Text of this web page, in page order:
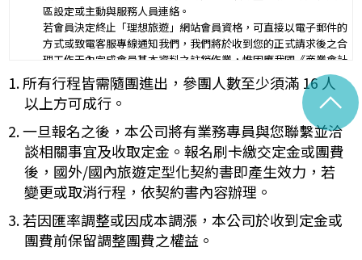
均視為本契約內容之一部分。乙方應確保廣告內容之真實，對甲方所
負之義務不得低於廣告之內容。
第一項記載得以所刊登之廣告、宣傳文件、行程表或說明會之說明內
未記載第一項內容或記載之內容與刊登廣告、宣傳文件、行程表或說
明會之說明記載不符者，以最有利於甲方之內容為準。
第四條（集合及出發時地）
甲方應於民國_____年_____月_____日_____時_____分於
__________準時集合出發。甲方未準時到約定地點集合致未能出
發，亦未能中途加入旅遊者，視為甲方任意解除契約，乙方得依第十
三條之約定，行使損害賠償請求權。
第五條（旅遊費用及付款方式）
旅遊費用：______________________
除雙方有特別約定者外，甲方應依下列約定繳付：
一、
簽訂本契約時，甲方應以_______(現金、信用卡、轉帳、支票
區設定或主動與服務人員連絡。
若會員決定終止「理想旅遊」網站會員資格，可直接以電子郵件的
方式或致電客服專線通知我們，我們將於收到您的正式請求後之合
理工作天內完成會員基本資料之註銷作業，惟因應我國《商業會計
法》及《稅捐稽徵法》之法定保存年限要求，相關交易憑證與帳務
紀錄將於法定保存期限屆滿後自動進行安全銷毀，不在此限。自終
止「理想旅遊」網站會員身份之日起（以本站系統發出之確認電子
郵件為準），您將即刻喪失所有本服務所提供之尊榮優惠及權益。
【Cookies 的運用政策】
為提供個人化的服務，本資訊網會使用 Cookies 技術來儲存並在
某些時候追蹤使用者的資料。本網站使用 Cookies 大多僅基於輔
助作用，例如儲存您偏好的特定種類資料，或儲存相關密碼以方便
您上網至本行網站時不必每次再輸入密碼…等。
※ Cookies 是網站伺服器用來和使用者瀏覽器進行溝通的一種技術，
它可能在使用者的電腦中儲存某些資訊，大部分 Cookies 的有效
1. 所有行程皆需隨團進出，參團人數至少須滿 16 人
以上方可成行。
2. 一旦報名之後，本公司將有業務專員與您聯繫並洽
談相關事宜及收取定金。報名刷卡繳交定金或團費
後，國外/國內旅遊定型化契約書即產生效力，若
變更或取消行程，依契約書內容辦理。
3. 若因匯率調整或因成本調漲，本公司於收到定金或
團費前保留調整團費之權益。
^